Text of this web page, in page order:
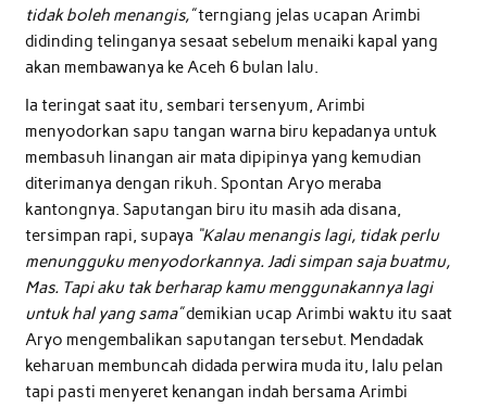
tidak boleh menangis,”terngiang jelas ucapan Arimbi
didinding telinganya sesaat sebelum menaiki kapal yang
akan membawanya ke Aceh 6 bulan lalu.
Ia teringat saat itu, sembari tersenyum, Arimbi
menyodorkan sapu tangan warna biru kepadanya untuk
membasuh linangan air mata dipipinya yang kemudian
diterimanya dengan rikuh. Spontan Aryo meraba
kantongnya. Saputangan biru itu masih ada disana,
tersimpan rapi, supaya “Kalau menangis lagi, tidak perlu
menungguku menyodorkannya. Jadi simpan saja buatmu,
Mas. Tapi aku tak berharap kamu menggunakannya lagi
untuk hal yang sama”demikian ucap Arimbi waktu itu saat
Aryo mengembalikan saputangan tersebut. Mendadak
keharuan membuncah didada perwira muda itu, lalu pelan
tapi pasti menyeret kenangan indah bersama Arimbi